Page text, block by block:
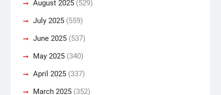
August 2025(529)
July 2025(559)
June 2025(537)
May 2025(340)
April 2025(337)
March 2025(352)